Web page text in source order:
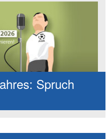
Spruch